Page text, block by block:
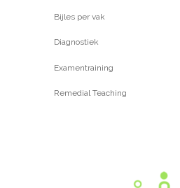
Bijles per vak
Diagnostiek
Examentraining
Remedial Teaching